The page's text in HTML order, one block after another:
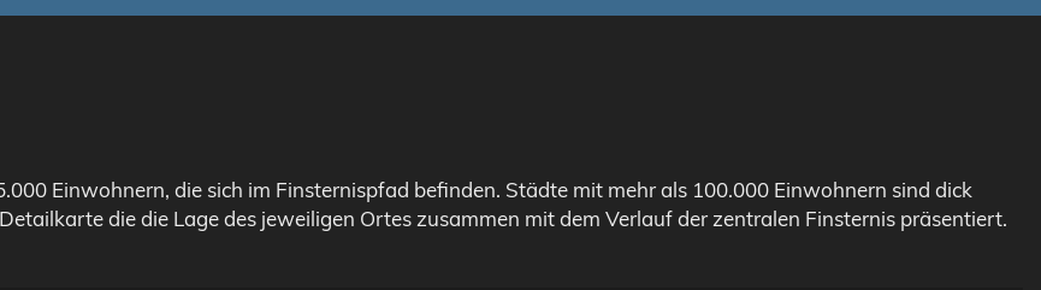
Einwohnern, die sich im Finsternispfad befinden. Städte mit mehr als 100.000 Einwohnern sind dick
die die Lage des jeweiligen Ortes zusammen mit dem Verlauf der zentralen Finsternis präsentiert.